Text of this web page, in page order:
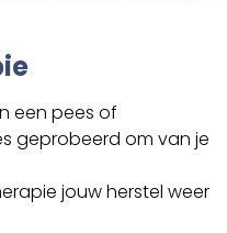
een pees of
geprobeerd om van je
jouw herstel weer